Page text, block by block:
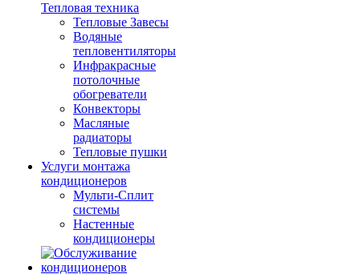
Тепловая техника
Тепловые Завесы
Водяные
тепловентиляторы
Инфракрасные
потолочные
обогреватели
Конвекторы
Масляные
радиаторы
Тепловые пушки
Услуги монтажа
кондиционеров
Мульти-Сплит
системы
Настенные
кондиционеры